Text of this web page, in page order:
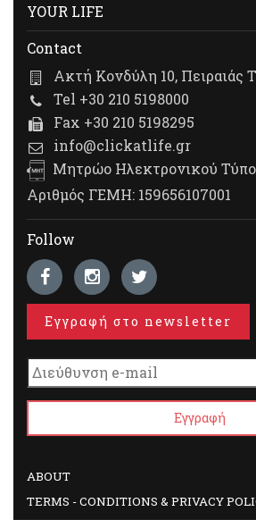
YOUR LIFE
Contact
Ακτή Κονδύλη 10, Πειραιάς
Tel +30 210 5198000
Fax +30 210 5198295
info@clickatlife.gr
Μητρώο Ηλεκτρονικού
Αριθμός ΓΕΜΗ: 159656107001
Follow
Εγγραφή στο newsletter
ABOUT
TERMS - CONDITIONS & PRIVACY